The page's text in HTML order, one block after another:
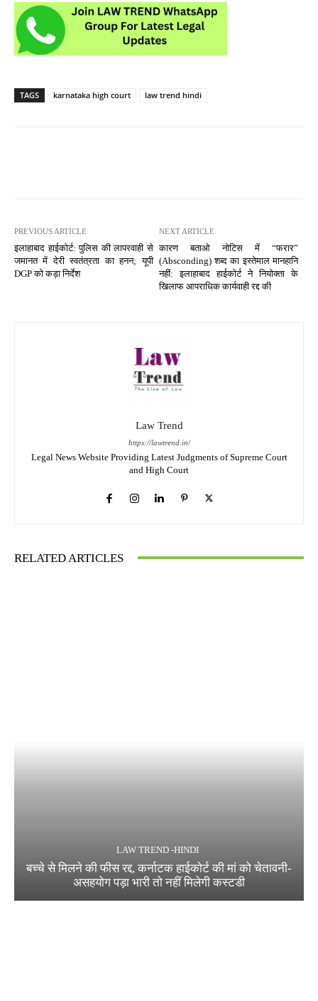
TAGS karnataka high court law trend hindi
PREVIOUS ARTICLE
इलाहाबाद हाईकोर्ट: पुलिस की लापरवाही से
जमानत में देरी स्वतंत्रता का हनन; यूपी
DGP को कड़ा निर्देश
NEXT ARTICLE
कारण बताओ नोटिस में “फरार”
(Absconding) शब्द का इस्तेमाल मानहानि
नहीं: इलाहाबाद हाईकोर्ट ने नियोक्ता के
खिलाफ आपराधिक कार्यवाही रद्द की
Law Trend
https://lawtrend.in/
Legal News Website Providing Latest Judgments of Supreme Court
and High Court
RELATED ARTICLES
LAW TREND -HINDI
बच्चे से मिलने की फीस रद्द, कर्नाटक हाईकोर्ट की मां को चेतावनी-
असहयोग पड़ा भारी तो नहीं मिलेगी कस्टडी